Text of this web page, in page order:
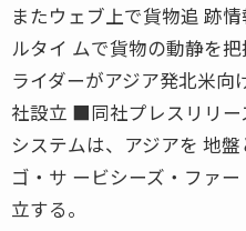
またウェブ上で貨物追 跡
ルタイ ムで貨物の動静を把
ライダーがアジア発北米
社設立 ■同社プレスリリ
システムは、アジアを 地
ゴ・サ ービシーズ・ファ
立する。